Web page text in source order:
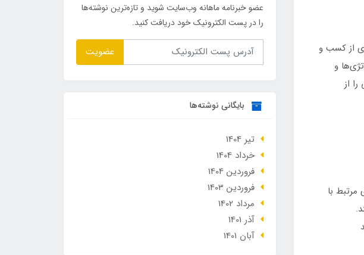
از کسب و
و
از
مرتبط با
عضو خبرنامه ماهانه وب‌سایت شوید و تازه‌ترین نوشته‌ها
را در پست الکترونیک خود دریافت کنید.
عضویت
بایگانی نوشته‌ها
تير 1404
خرداد 1404
فروردین 1404
فروردین 1403
مرداد 1402
آذر 1401
آبان 1401